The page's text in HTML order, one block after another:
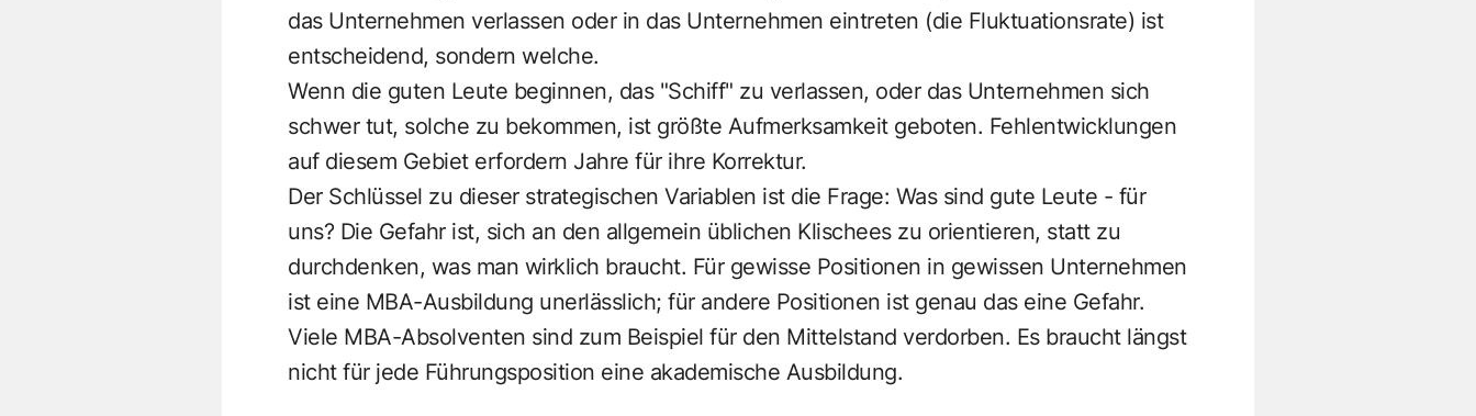
das Unternehmen verlassen oder in das Unternehmen eintreten (die Fluktuationsrate) ist
entscheidend, sondern welche.
Wenn die guten Leute beginnen, das "Schiff" zu verlassen, oder das Unternehmen sich
schwer tut, solche zu bekommen, ist größte Aufmerksamkeit geboten. Fehlentwicklungen
auf diesem Gebiet erfordern Jahre für ihre Korrektur.
Der Schlüssel zu dieser strategischen Variablen ist die Frage: Was sind gute Leute - für
uns? Die Gefahr ist, sich an den allgemein üblichen Klischees zu orientieren, statt zu
durchdenken, was man wirklich braucht. Für gewisse Positionen in gewissen Unternehmen
ist eine MBA-Ausbildung unerlässlich; für andere Positionen ist genau das eine Gefahr.
Viele MBA-Absolventen sind zum Beispiel für den Mittelstand verdorben. Es braucht längst
nicht für jede Führungsposition eine akademische Ausbildung.